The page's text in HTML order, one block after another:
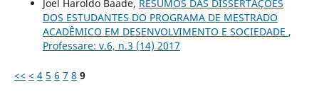
Joel Haroldo Baade, RESUMOS DAS DISSERTAÇÕES
DOS ESTUDANTES DO PROGRAMA DE MESTRADO
ACADÊMICO EM DESENVOLVIMENTO E SOCIEDADE ,
Professare: v.6, n.3 (14) 2017
<< < 4 5 6 7 8 9